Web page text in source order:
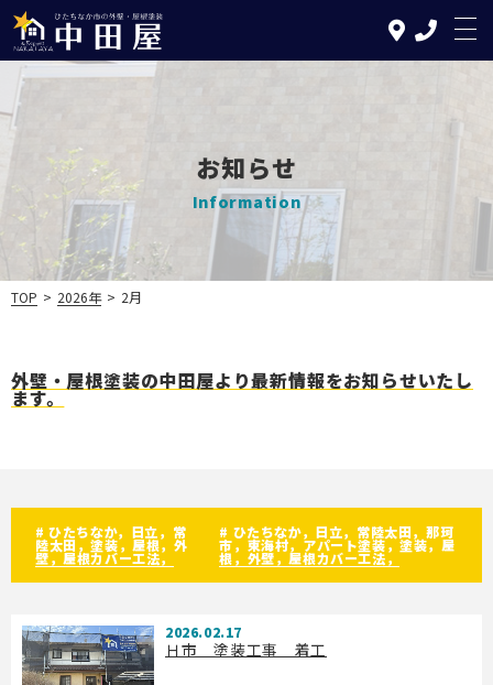
TOP
中田屋の特徴
塗装について
お問い合わせ
お知らせ
Information
TOP > 2026年 > 2月
外壁・屋根塗装の中田屋より最新情報をお知らせいたし
ます。
# ひたちなか，日立，常
陸太田，塗装，屋根，外
壁，屋根カバー工法，
# ひたちなか，日立，常陸太田，那珂
市，東海村，アパート塗装，塗装，屋
根，外壁，屋根カバー工法，
2026.02.17
Ｈ市 塗装工事 着工